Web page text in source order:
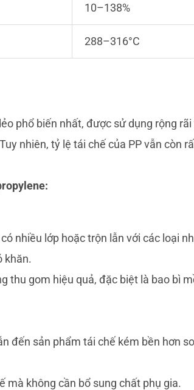
10–138%
288–316°C
phổ biến nhất, được sử dụng rộng
nhiên, tỷ lệ tái chế của PP vẫn còn
nhiều lớp hoặc trộn lẫn với các loại
khăn.
thu gom hiệu quả, đặc biệt là bao bì
đến sản phẩm tái chế kém bền hơn
mà không cần bổ sung chất phụ gia.